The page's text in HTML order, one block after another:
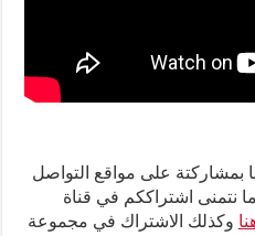
بمشاركتة على مواقع التواصل
نتمنى اشتراككم في قناة
وكذلك الاشتراك في مجموعة